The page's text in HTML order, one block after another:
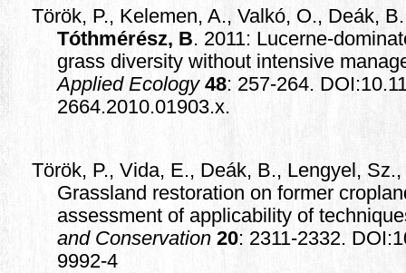
Török, P., Kelemen, A., Valkó, O., Deák,
Tóthmérész, B. 2011: Lucerne-
grass diversity without intensive
Applied Ecology 48: 257-264.
2664.2010.01903.x.
Török, P., Vida, E., Deák, B., Lengyel, Sz.,
Grassland restoration on former
assessment of applicability of
and Conservation 20: 2311-2332.
9992-4